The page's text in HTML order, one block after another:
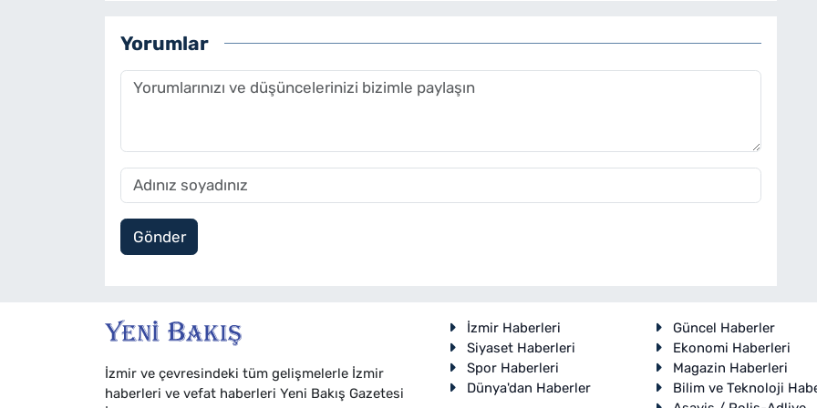
Yorumlar
Gönder
İzmir ve çevresindeki tüm gelişmelerle İzmir
haberleri ve vefat haberleri Yeni Bakış Gazetesi
İzmir Haberleri
Güncel Haberler
Siyaset Haberleri
Ekonomi Haberleri
Spor Haberleri
Magazin Haberleri
Dünya'dan Haberler
Bilim ve Teknoloji